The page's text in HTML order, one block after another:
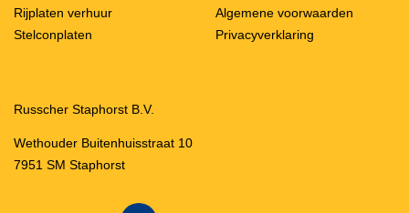
Rijplaten verhuur
Stelconplaten
Algemene voorwaarden
Privacyverklaring
Russcher Staphorst B.V.
Wethouder Buitenhuisstraat 10
7951 SM Staphorst